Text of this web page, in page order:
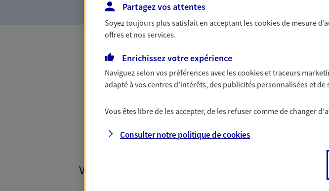
Toutes nos offres
VÉHICULES
Partagez vos attentes
Soyez toujours plus satisfait en acceptant lescookiesde mesure
offres et nos services.
Enrichissez votre expérience
Naviguez selon vos préférences avec lescookies et traceurs
adapté à vos centres d'intérêts, des publicités personnalisées et
Vous êtes libre de les accepter, de les refuser comme de changer
Consulter notre politique decookies